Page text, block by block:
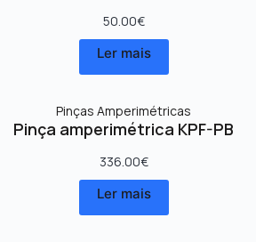
50.00€
Ler mais
Pinças Amperimétricas
Pinça amperimétrica KPF-PB
336.00€
Ler mais